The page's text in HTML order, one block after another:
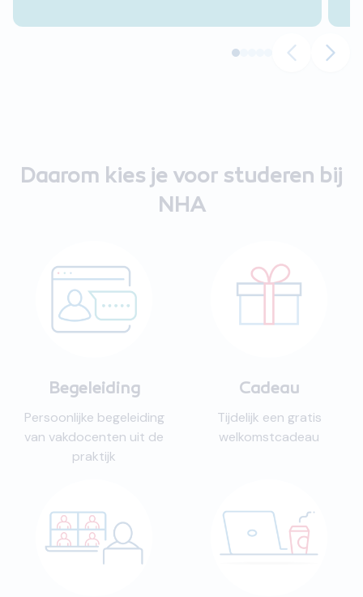
"
Daarom kies je voor studeren bij
NHA
Begeleiding
Persoonlijke begeleiding
van vakdocenten uit de
praktijk
Cadeau
Tijdelijk een gratis
welkomstcadeau